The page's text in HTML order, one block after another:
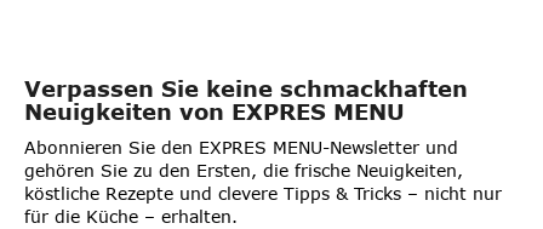
Verpassen Sie keine schmackhaften
Neuigkeiten von EXPRES MENU
Abonnieren Sie den EXPRES MENU-Newsletter und
gehören Sie zu den Ersten, die frische Neuigkeiten,
köstliche Rezepte und clevere Tipps & Tricks – nicht nur
für die Küche – erhalten.